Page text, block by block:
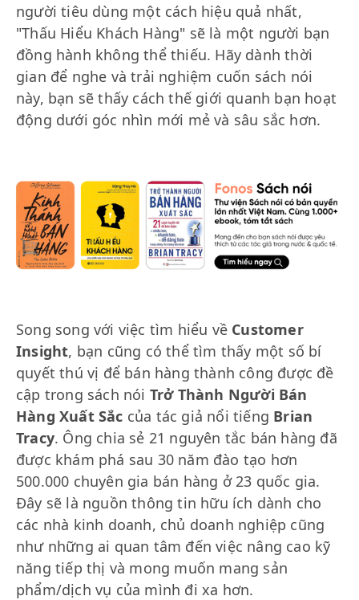
người tiêu dùng một cách hiệu quả nhất,
"Thấu Hiểu Khách Hàng" sẽ là một người bạn
đồng hành không thể thiếu. Hãy dành thời
gian để nghe và trải nghiệm cuốn sách nói
này, bạn sẽ thấy cách thế giới quanh bạn hoạt
động dưới góc nhìn mới mẻ và sâu sắc hơn.
Song song với việc tìm hiểu về Customer
Insight, bạn cũng có thể tìm thấy một số bí
quyết thú vị để bán hàng thành công được đề
cập trong sách nói Trở Thành Người Bán
Hàng Xuất Sắc của tác giả nổi tiếng Brian
Tracy. Ông chia sẻ 21 nguyên tắc bán hàng đã
được khám phá sau 30 năm đào tạo hơn
500.000 chuyên gia bán hàng ở 23 quốc gia.
Đây sẽ là nguồn thông tin hữu ích dành cho
các nhà kinh doanh, chủ doanh nghiệp cũng
như những ai quan tâm đến việc nâng cao kỹ
năng tiếp thị và mong muốn mang sản
phẩm/dịch vụ của mình đi xa hơn.